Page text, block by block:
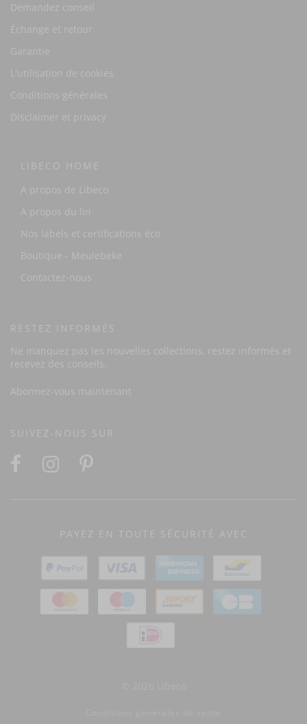
Demandez conseil
Échange et retour
Garantie
L'utilisation de cookies
Conditions générales
Disclaimer et privacy
LIBECO HOME
A propos de Libeco
A propos du lin
Nos labels et certifications éco
Boutique - Meulebeke
Contactez-nous
RESTEZ INFORMÉS
Ne manquez pas les nouvelles collections, restez informés et
recevez des conseils.
Abonnez-vous maintenant
SUIVEZ-NOUS SUR
PAYEZ EN TOUTE SÉCURITÉ AVEC